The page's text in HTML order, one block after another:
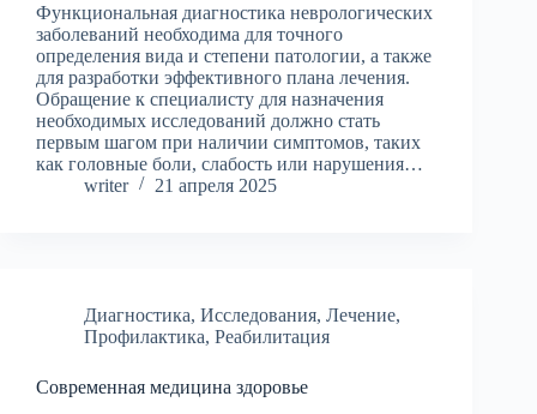
Функциональная диагностика неврологических
заболеваний необходима для точного
определения вида и степени патологии, а также
для разработки эффективного плана лечения.
Обращение к специалисту для назначения
необходимых исследований должно стать
первым шагом при наличии симптомов, таких
как головные боли, слабость или нарушения…
writer
21 апреля 2025
Диагностика, Исследования, Лечение,
Профилактика, Реабилитация
Современная медицина здоровье